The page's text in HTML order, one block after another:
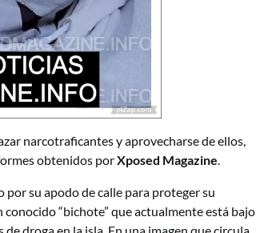
narcotraficantes y aprovecharse de ellos,
obtenidos porXposed Magazine.
su apodo de calle para proteger su
“bichote” que actualmente está bajo